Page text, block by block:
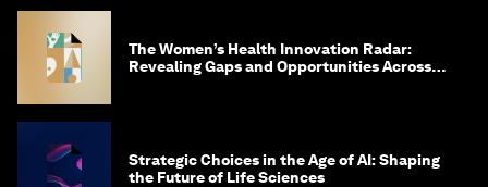
The Women’s Health Innovation Radar:
Revealing Gaps and Opportunities Across
Strategic Choices in the Age of AI: Shaping
the Future of Life Sciences